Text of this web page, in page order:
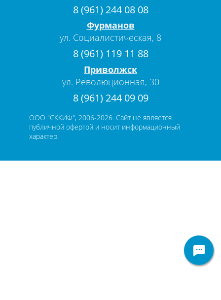
8 (961) 244 08 08
Фурманов
ул. Социалистическая, 8
8 (961) 119 11 88
Приволжск
ул. Революционная, 30
8 (961) 244 09 09
ООО "СККИФ", 2006-2026. Сайт не является
публичной офертой и носит информационный
характер.